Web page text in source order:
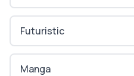
Futuristic
Manga